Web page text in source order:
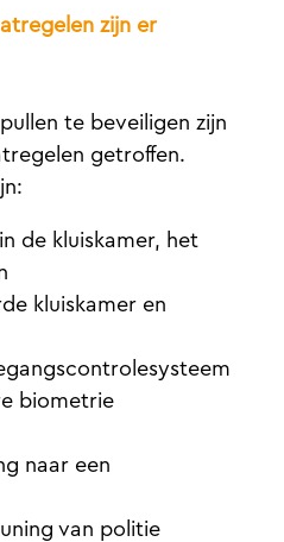
zijn er
te beveiligen zijn
getroffen.
de kluiskamer, het
kluiskamer en
biometrie
naar een
van politie